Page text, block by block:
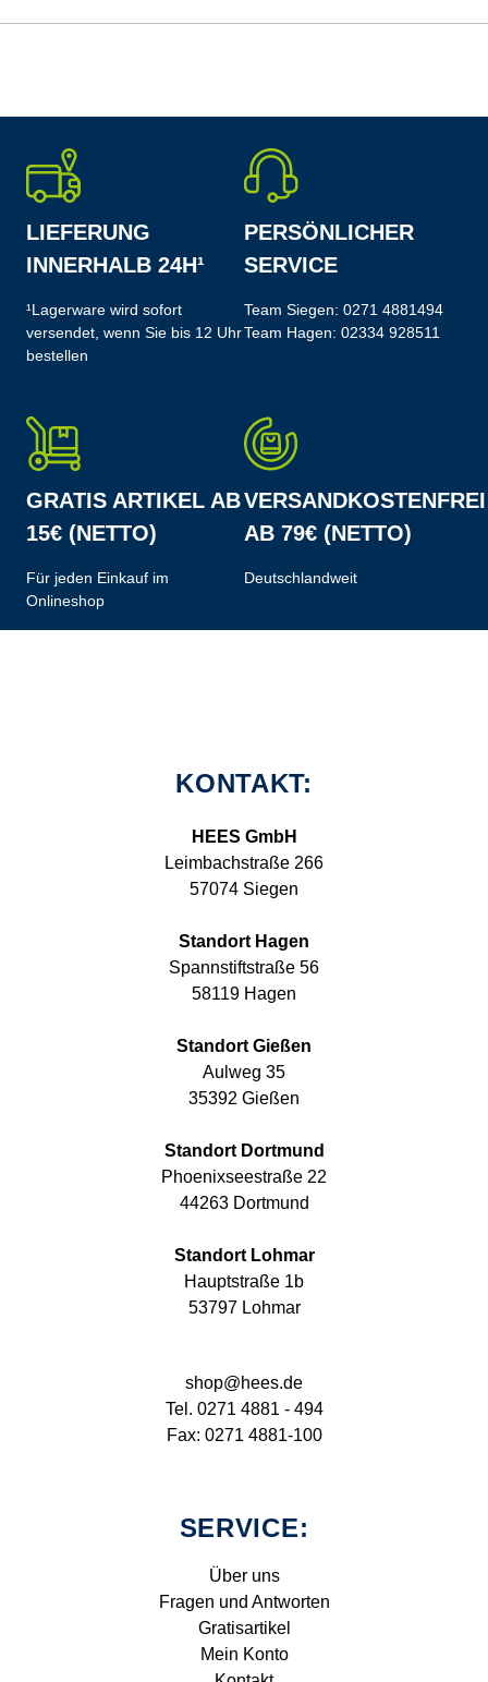
LIEFERUNG
INNERHALB 24H¹
¹Lagerware wird sofort
versendet, wenn Sie bis 12 Uhr
bestellen
PERSÖNLICHER
SERVICE
Team Siegen: 0271 4881494
Team Hagen: 02334 928511
GRATIS ARTIKEL AB
15€ (NETTO)
Für jeden Einkauf im
Onlineshop
VERSANDKOSTENFREI
AB 79€ (NETTO)
Deutschlandweit
KONTAKT:
HEES GmbH
Leimbachstraße 266
57074 Siegen
Standort Hagen
Spannstiftstraße 56
58119 Hagen
Standort Gießen
Aulweg 35
35392 Gießen
Standort Dortmund
Phoenixseestraße 22
44263 Dortmund
Standort Lohmar
Hauptstraße 1b
53797 Lohmar
shop@hees.de
Tel. 0271 4881 - 494
Fax: 0271 4881-100
SERVICE:
Über uns
Fragen und Antworten
Gratisartikel
Mein Konto